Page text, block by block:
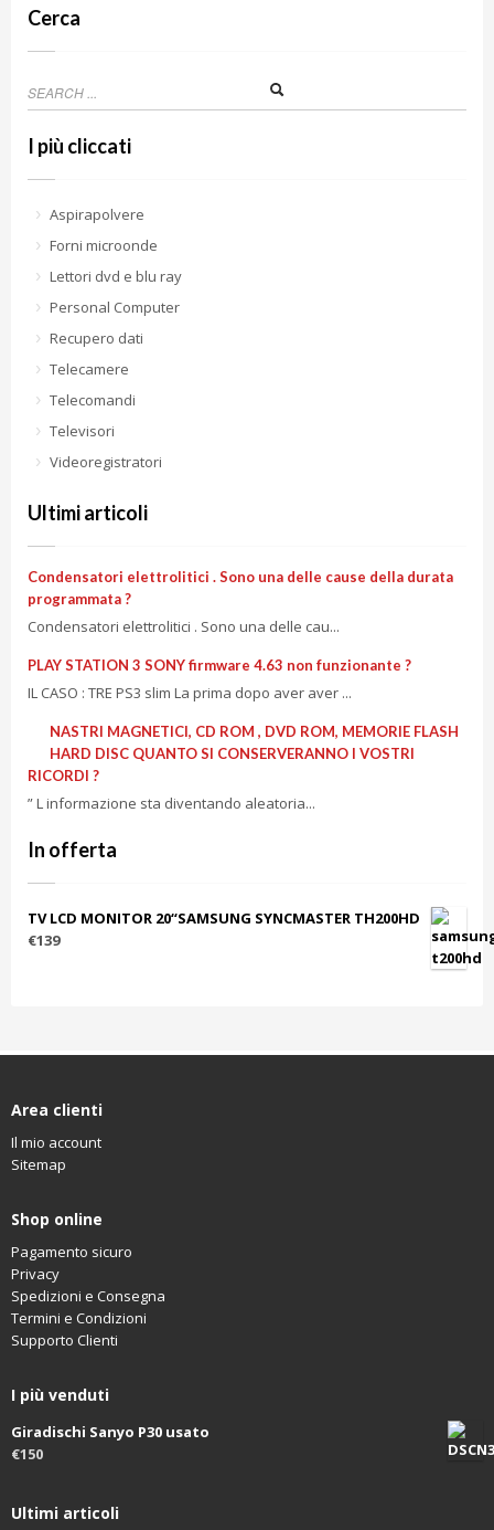
Cerca
I più cliccati
Aspirapolvere
Forni microonde
Lettori dvd e blu ray
Personal Computer
Recupero dati
Telecamere
Telecomandi
Televisori
Videoregistratori
Ultimi articoli
Condensatori elettrolitici . Sono una delle cause della durata
programmata ?
Condensatori elettrolitici . Sono una delle cau...
PLAY STATION 3 SONY firmware 4.63 non funzionante ?
IL CASO : TRE PS3 slim La prima dopo aver aver ...
NASTRI MAGNETICI, CD ROM , DVD ROM, MEMORIE FLASH
HARD DISC QUANTO SI CONSERVERANNO I VOSTRI
RICORDI ?
” L informazione sta diventando aleatoria...
In offerta
TV LCD MONITOR 20“SAMSUNG SYNCMASTER TH200HD
€139
Area clienti
Il mio account
Sitemap
Shop online
Pagamento sicuro
Privacy
Spedizioni e Consegna
Termini e Condizioni
Supporto Clienti
I più venduti
Giradischi Sanyo P30 usato
€150
Ultimi articoli